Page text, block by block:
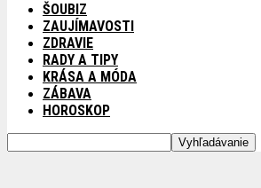
ŠOUBIZ
ZAUJÍMAVOSTI
ZDRAVIE
RADY A TIPY
KRÁSA A MÓDA
ZÁBAVA
HOROSKOP